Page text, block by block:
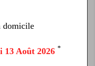
domicile
13 Août 2026 *